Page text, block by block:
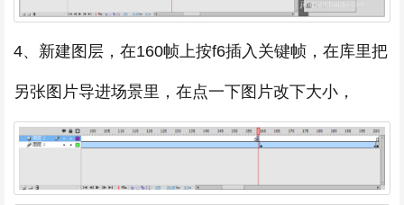
4、新建图层，在160帧上按f6插入关键帧，在库里把
另张图片导进场景里，在点一下图片改下大小，